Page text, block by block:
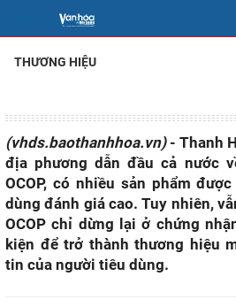
THƯƠNG HIỆU
(vhds.baothanhhoa.vn)- Thanh
địa phương dẫn đầu cả nước
OCOP, có nhiều sản phẩm
dùng đánh giá cao. Tuy nhiên,
OCOP chỉ dừng lại ở chứng
kiện để trở thành thương hiệu
tin của người tiêu dùng.